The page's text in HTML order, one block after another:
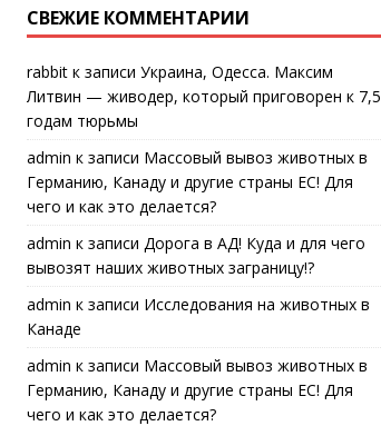
СВЕЖИЕ КОММЕНТАРИИ
rabbitк записи Украина, Одесса. Максим
Литвин — живодер, который приговорен к 7,5
годам тюрьмы
admin к записи Массовый вывоз животных в
Германию, Канаду и другие страны ЕС! Для
чего и как это делается?
admin к записи Дорога в АД! Куда и для чего
вывозят наших животных заграницу!?
admin к записи Исследования на животных в
Канаде
admin к записи Массовый вывоз животных в
Германию, Канаду и другие страны ЕС! Для
чего и как это делается?